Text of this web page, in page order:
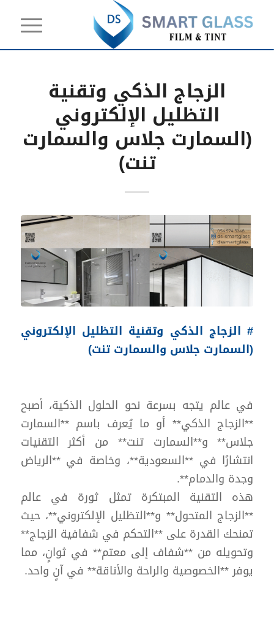
الزجاج الذكي وتقنية
التظليل الإلكتروني
(السمارت جلاس والسمارت
تنت)
# الزجاج الذكي وتقنية التظليل الإلكتروني
(السمارت جلاس والسمارت تنت)
في عالم يتجه بسرعة نحو الحلول الذكية، أصبح
**الزجاج الذكي** أو ما يُعرف باسم **السمارت
جلاس** و**السمارت تنت** من أكثر التقنيات
انتشارًا في **السعودية**، وخاصة في **الرياض
وجدة والدمام**.
هذه التقنية المبتكرة تمثل ثورة في عالم
**الزجاج المتحول** و**التظليل الإلكتروني**، حيث
تمنحك القدرة على **التحكم في شفافية الزجاج**
وتحويله من **شفاف إلى معتم** في ثوانٍ، مما
يوفر **الخصوصية والراحة والأناقة** في آنٍ واحد.